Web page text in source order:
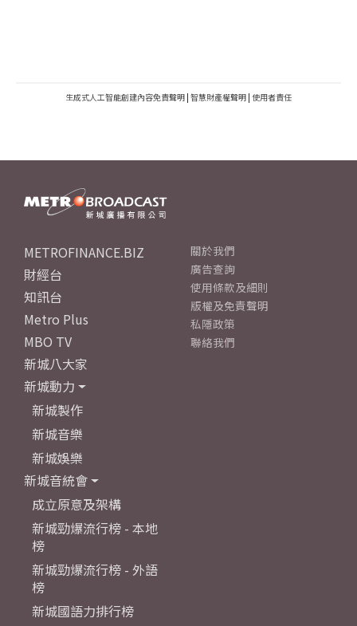
生成式人工智能創建內容免責聲明 | 智慧財產權聲明 | 使用者責任
METROFINANCE.BIZ
財經台
知訊台
Metro Plus
MBO TV
新城八大家
新城動力
新城製作
新城音樂
新城娛樂
新城音統會
成立原意及架構
新城勁爆流行榜 - 本地
榜
新城勁爆流行榜 - 外語
榜
新城國語力排行榜
關於我們
廣告查詢
使用條款及細則
版權及免責聲明
私隱政策
聯絡我們